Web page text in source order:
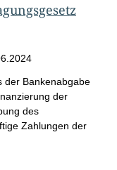
der Bankenabgabe
der
des
Zahlungen der